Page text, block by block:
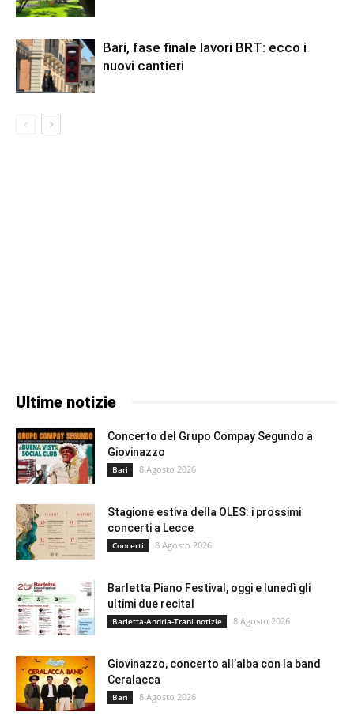
Bari, fase finale lavori BRT: ecco i
nuovi cantieri
Ultime notizie
Concerto del Grupo Compay Segundo a
Giovinazzo
Bari 8 Agosto 2026
Stagione estiva della OLES: i prossimi
concerti a Lecce
Concerti 8 Agosto 2026
Barletta Piano Festival, oggi e lunedì gli
ultimi due recital
Barletta-Andria-Trani notizie 8 Agosto 2026
Giovinazzo, concerto all’alba con la band
Ceralacca
Bari 8 Agosto 2026